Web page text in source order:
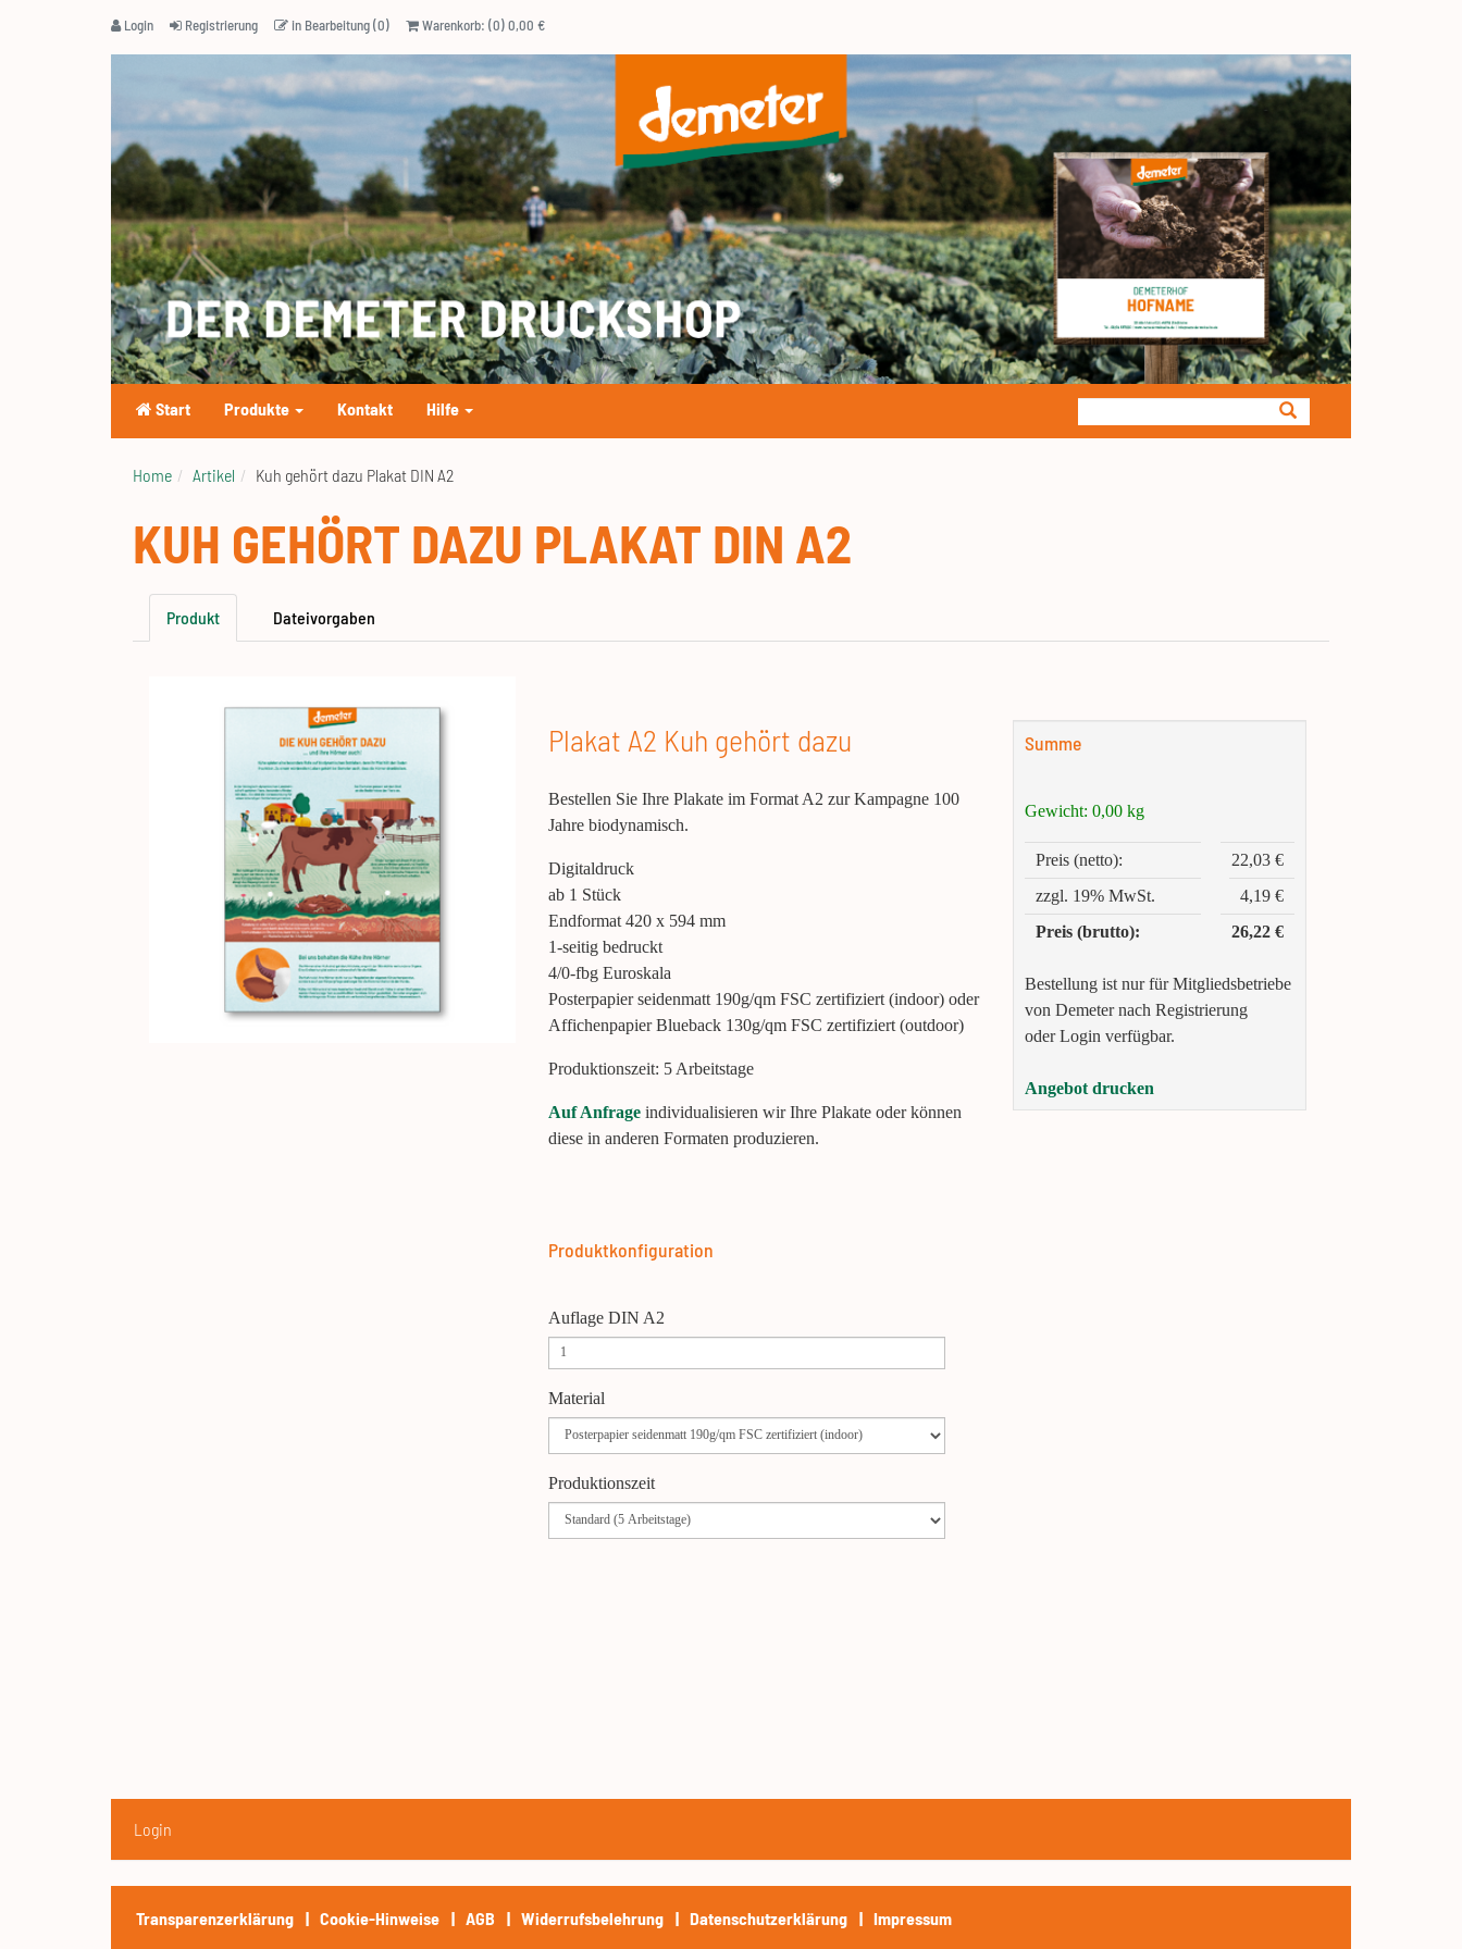
Login Registrierung in Bearbeitung (0) Warenkorb: (0) 0,00 €
Start Produkte Kontakt Hilfe
Home Artikel Kuh gehört dazu Plakat DIN A2
KUH GEHÖRT DAZU PLAKAT DIN A2
Produkt Dateivorgaben
Plakat A2 Kuh gehört dazu
Bestellen Sie Ihre Plakate im Format A2 zur Kampagne 100
Jahre biodynamisch.
Digitaldruck
ab 1 Stück
Endformat 420 x 594 mm
1-seitig bedruckt
4/0-fbg Euroskala
Posterpapier seidenmatt 190g/qm FSC zertifiziert (indoor) oder
Affichenpapier Blueback 130g/qm FSC zertifiziert (outdoor)
Produktionszeit: 5 Arbeitstage
Auf Anfrageindividualisieren wir Ihre Plakate oder können
diese in anderen Formaten produzieren.
Produktkonfiguration
Auflage DIN A2
Material
Produktionszeit
Summe
Gewicht:0,00 kg
Preis (netto):
22,03 €
zzgl. 19% MwSt.
4,19 €
Preis (brutto):
26,22 €
Bestellung ist nur für Mitgliedsbetriebe
von Demeter nach Registrierung
oder Login verfügbar.
Angebot drucken
Login
Transparenzerklärung Cookie-Hinweise AGB Widerrufsbelehrung Datenschutzerklärung Impressum